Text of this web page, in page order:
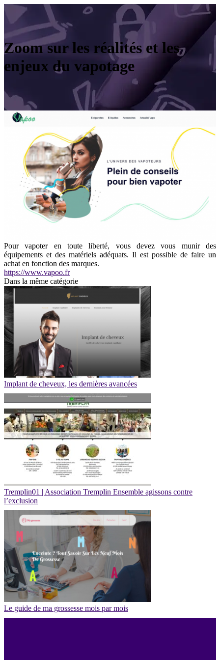
Zoom sur les réalités et les
enjeux du vapotage
Pour vapoter en toute liberté, vous devez vous munir des
équipements et des matériels adéquats. Il est possible de faire un
achat en fonction des marques.
https://www.vapoo.fr
Dans la même catégorie
Implant de cheveux, les dernières avancées
Tremplin01 | Association Tremplin Ensemble agissons contre
l’exclusion
Le guide de ma grossesse mois par mois